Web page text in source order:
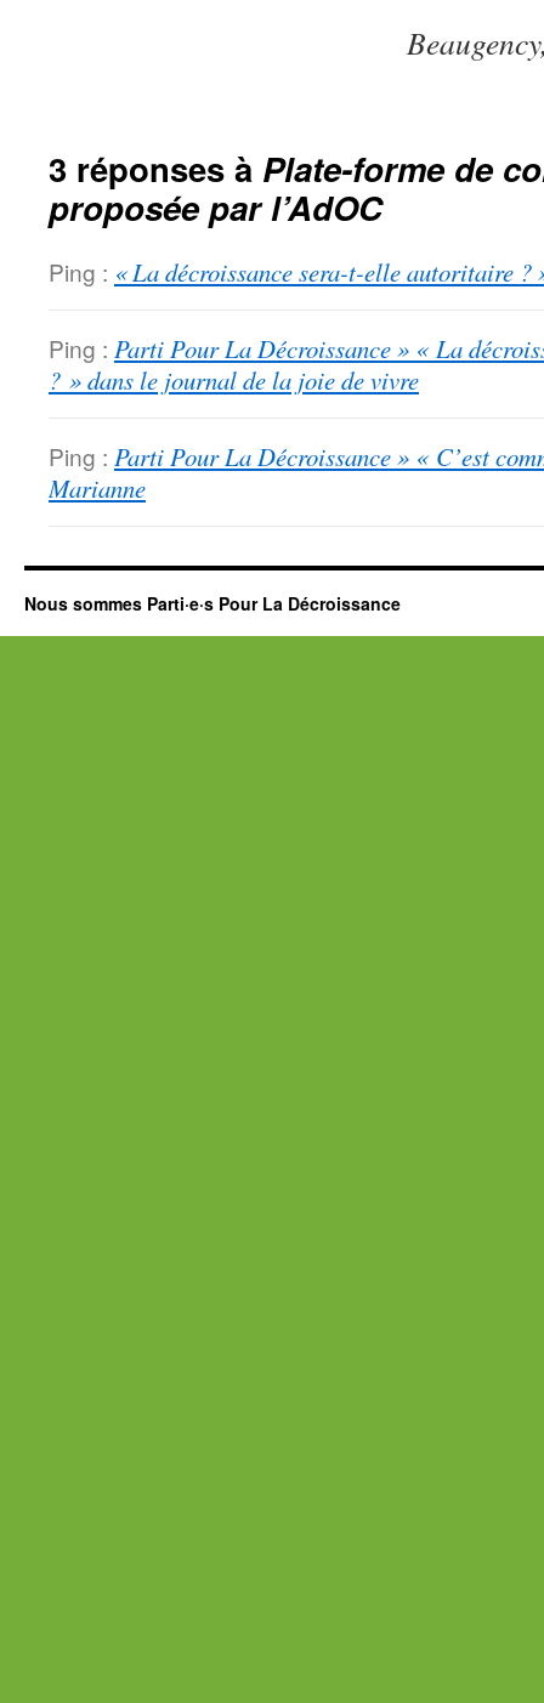
3 réponses à Plate-forme de
proposée par l’AdOC
Ping : « La décroissance sera-t-elle autoritaire ?
Ping : Parti Pour La Décroissance » « La
? » dans le journal de la joie de vivre
Ping : Parti Pour La Décroissance » « C’est
Marianne
Nous sommes Parti·e·s Pour La Décroissance